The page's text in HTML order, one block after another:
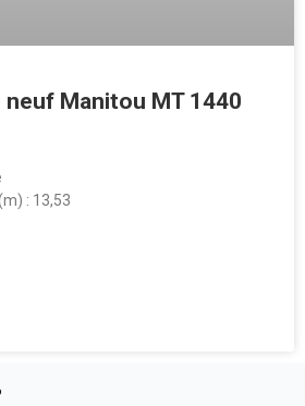
Manitou MT 1440
: 13,53